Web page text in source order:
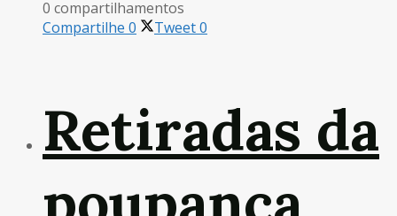
0 compartilhamentos
Compartilhe 0 Tweet0
Retiradas da